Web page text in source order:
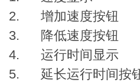
2. 增加速度按钮
3. 降低速度按钮
4. 运行时间显示
5. 延长运行时间按